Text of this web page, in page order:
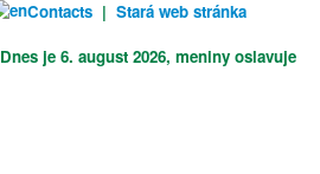
Contacts | Stará web stránka
Dnes je 6. august 2026, meniny oslavuje